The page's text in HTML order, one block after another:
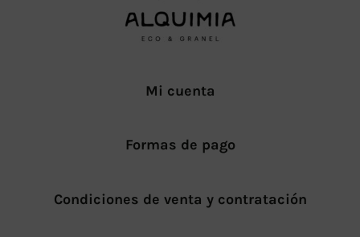
Mi cuenta
Formas de pago
Condiciones de venta y contratación